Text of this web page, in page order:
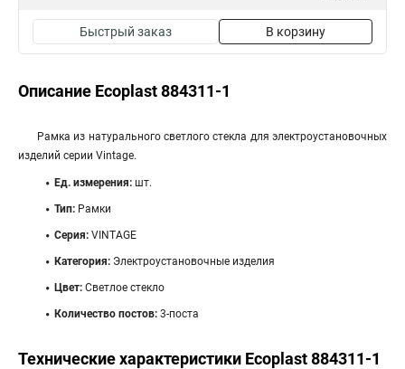
Быстрый заказ В корзину
Описание Ecoplast 884311-1
Рамка из натурального светлого стекла для электроустановочных
изделий серии Vintage.
Ед. измерения: шт.
Тип: Рамки
Серия: VINTAGE
Категория: Электроустановочные изделия
Цвет: Светлое стекло
Количество постов: 3-поста
Технические характеристики Ecoplast 884311-1